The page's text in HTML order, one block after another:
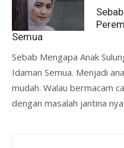
on
Semua
Sebab Mengapa Anak
Idaman Semua. Menjadi
mudah. Walau bermacam
dengan masalah jantina